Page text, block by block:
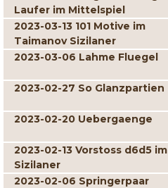
Laufer im Mittelspiel
2023-03-13 101 Motive im
Taimanov Sizilaner
2023-03-06 Lahme Fluegel
2023-02-27 So Glanzpartien
2023-02-20 Uebergaenge
2023-02-13 Vorstoss d6d5 im
Sizilaner
2023-02-06 Springerpaar